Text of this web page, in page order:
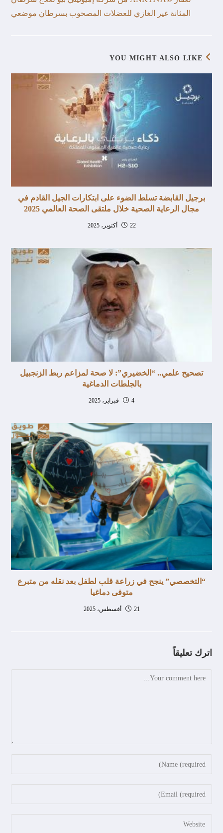
المثانة غير الغازي للعضلات المصحوب بسرطان موضعي
YOU MIGHT ALSO LIKE
برجيل القابضة تسلط الضوء على ابتكارات الجيل القادم في
مجال الرعاية الصحية خلال ملتقى الصحة العالمي 2025
22 أكتوبر، 2025
تصحيح علمي.. “الخضيري”: لا صحة لمزاعم ربط الزنجبيل
بالجلطات الدماغية
4 فبراير، 2025
“التخصصي” ينجح في زراعة قلب لطفل بعد نقله من متبرع
متوفى دماغيا
21 أغسطس، 2025
اترك تعليقاً